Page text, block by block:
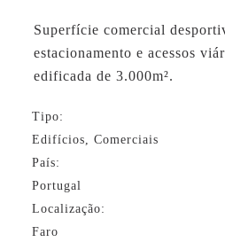
Superfície comercial
estacionamento e acessos
edificada de 3.000m².
Tipo:
Edifícios, Comerciais
País:
Portugal
Localização:
Faro